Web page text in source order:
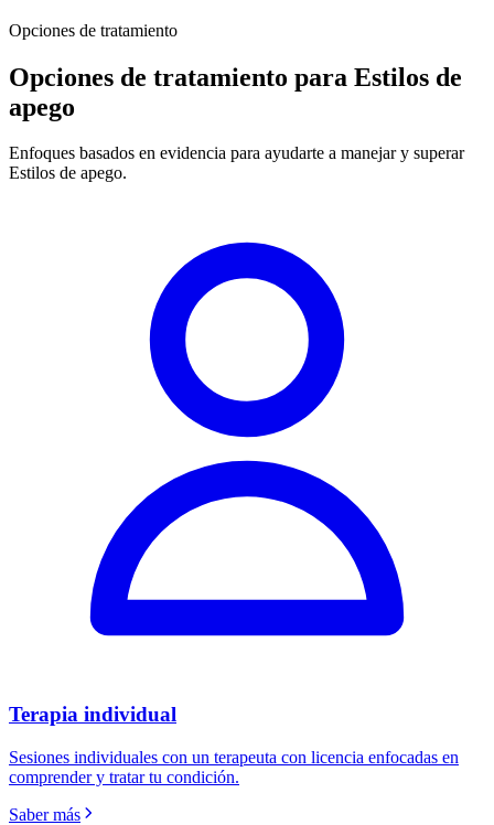
Opciones de tratamiento
Opciones de tratamiento para Estilos de
apego
Enfoques basados en evidencia para ayudarte a manejar y superar
Estilos de apego.
Terapia individual
Sesiones individuales con un terapeuta con licencia enfocadas en
comprender y tratar tu condición.
Saber más